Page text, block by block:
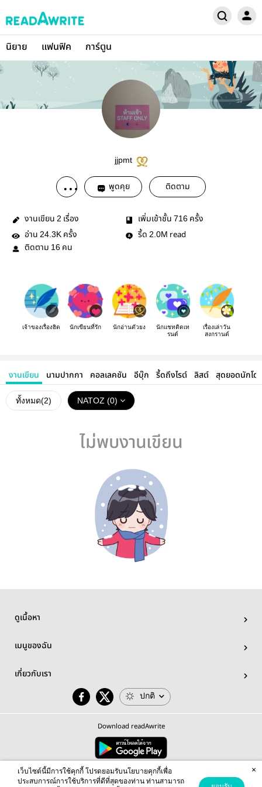
นิยาย แฟนฟิค การ์ตูน
jjpmt
พูดคุย ติดตาม
งานเขียน 2 เรื่อง เพิ่มเข้าชั้น 716 ครั้ง
อ่าน 24.3K ครั้ง รี้ด 2.0M read
ติดตาม 16 คน
เจ้าของเรื่องฮิต นักเขียนที่รัก นักอ่านตัวยง
นักแชทติดเท
รนด์
เรื่องเล่าวัน
สงกรานต์
งานเขียน นามปากกา คอลเลคชัน อีบุ๊ก รี้ดถึงไรต์ ลิสต์ สุดยอดนักโด
ทั้งหมด(2) NATOZ (0)
ไม่พบงานเขียน
ดูเนื้อหา
เมนูของฉัน
เกี่ยวกับเรา
ปกติ
Download readAwrite
© 2026 readAwrite.com by MEB Corporation Public Company Limited
This site is protected by reCAPTCHA and the Google Privacy Policy Terms of Serviceapply.
เว็บไซต์นี้มีการใช้คุกกี้ โปรดยอมรับนโยบายคุกกี้เพื่อ
ประสบการณ์การใช้บริการที่ดีที่สุดของท่าน ท่านสามารถ
×